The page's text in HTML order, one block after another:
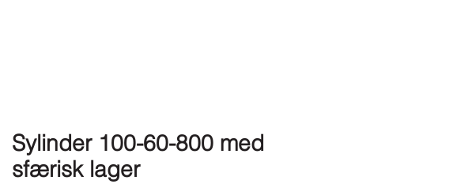
Sylinder 100-60-800 med
sfærisk lager